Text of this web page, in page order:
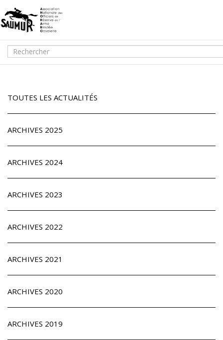
TOUTES LES ACTUALITÉS
ARCHIVES 2025
ARCHIVES 2024
ARCHIVES 2023
ARCHIVES 2022
ARCHIVES 2021
ARCHIVES 2020
ARCHIVES 2019